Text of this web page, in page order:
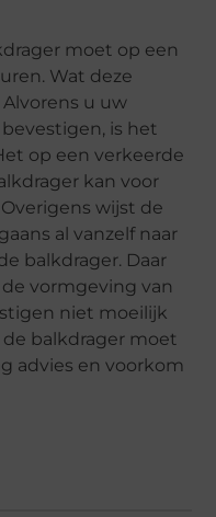
moet op een
Wat deze
u uw
is het
op een verkeerde
kan voor
wijst de
al vanzelf naar
balkdrager. Daar
vormgeving van
niet moeilijk
balkdrager moet
advies en voorkom